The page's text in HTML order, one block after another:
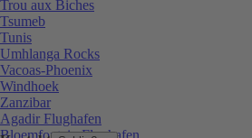
Trou aux Biches
Tsumeb
Tunis
Umhlanga Rocks
Vacoas-Phoenix
Windhoek
Zanzibar
Agadir Flughafen
Bloemfontein Flughafen